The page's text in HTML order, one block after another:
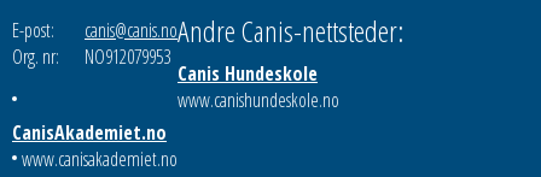
E-post:
canis@canis.no
Org. nr:
NO912079953
Andre Canis-nettsteder:
Canis Hundeskole
www.canishundeskole.no
CanisAkademiet.no
www.canisakademiet.no